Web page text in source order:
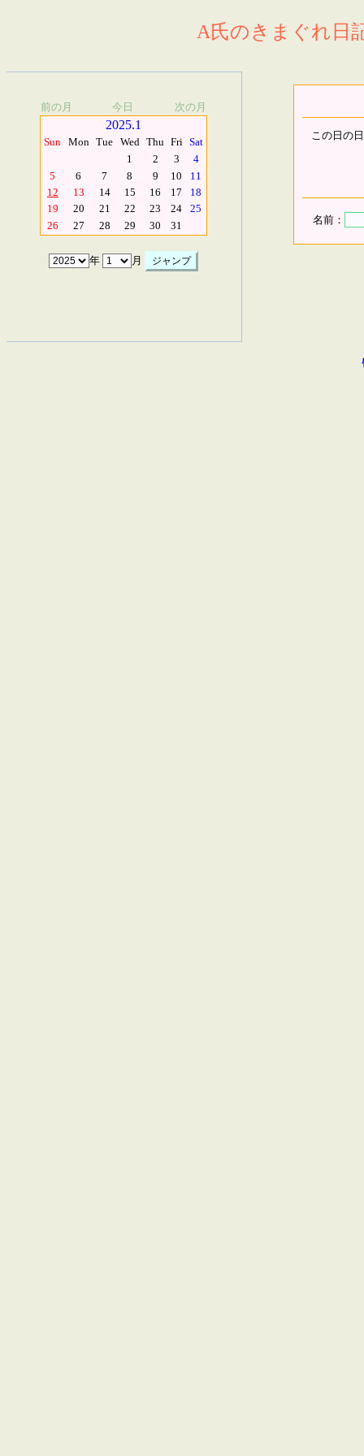
A氏のきまぐれ日
前の月 今日 次の月
2025.1
Sun Mon Tue Wed Thu Fri Sat
1
2 3
4
5
6 7 8 9 10
11
12
13 14 15 16 17
18
19
20 21 22 23 24
25
26
27 28 29 30 31
年 月
この日の
名前：